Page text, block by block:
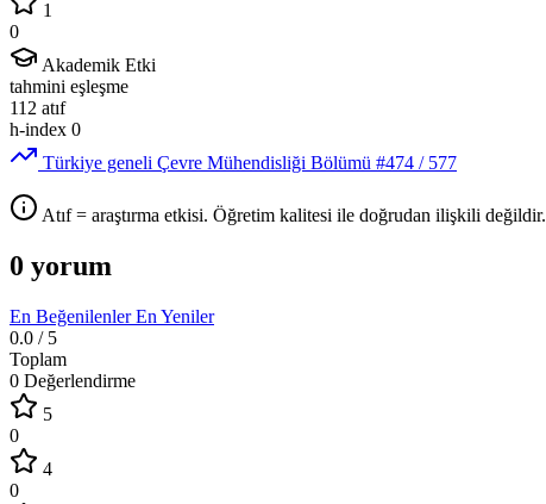
1
0
Akademik Etki
tahmini eşleşme
112 atıf
h-index 0
Türkiye geneli Çevre Mühendisliği Bölümü #474 / 577
Atıf = araştırma etkisi. Öğretim kalitesi ile doğrudan ilişkili değildir.
0 yorum
En BeğenilenlerEn Yeniler
0.0 / 5
Toplam
0 Değerlendirme
5
0
4
0